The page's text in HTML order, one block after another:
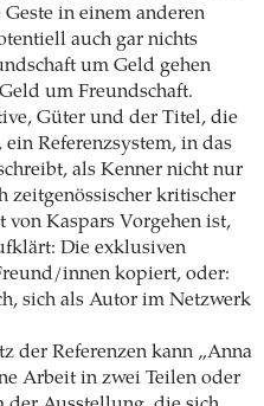
in einem anderen
auch gar nichts
um Geld gehen
um Freundschaft.
Güter und der Titel, die
Referenzsystem, in das
als Kenner nicht nur
zeitgenössischer kritischer
Kaspars Vorgehen ist,
Die exklusiven
innen kopiert, oder:
sich als Autor im Netzwerk
der Referenzen kann „Anna
Arbeit in zwei Teilen oder